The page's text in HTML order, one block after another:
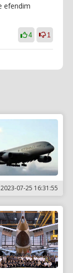
efendim
4 1
2023-07-25 16:31:55